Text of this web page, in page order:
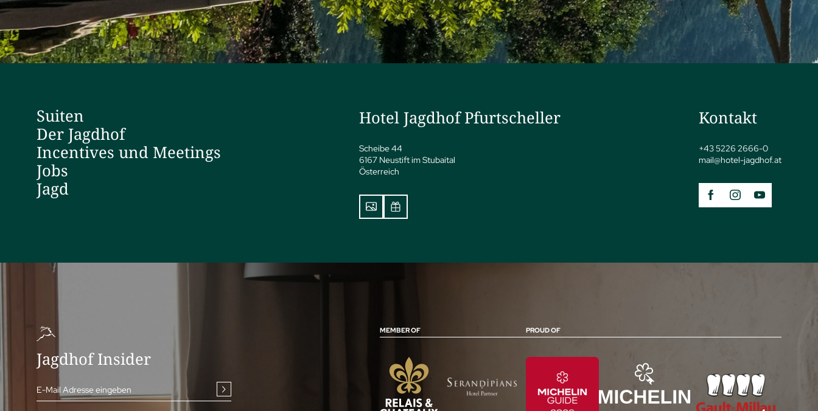
Suiten
Der Jagdhof
Incentives und Meetings
Jobs
Jagd
Hotel Jagdhof Pfurtscheller
Scheibe 44
6167 Neustift im Stubaital
Österreich
Kontakt
+43 5226 2666-0
mail@hotel-jagdhof.at
Jagdhof Insider
E-Mail Adresse eingeben
MEMBER OF PROUD OF